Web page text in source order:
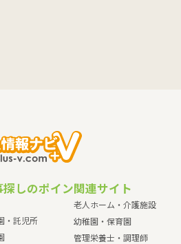
探しのポイン
・託児所
関連サイト
老人ホーム・介護施設
幼稚園・保育園
管理栄養士・調理師